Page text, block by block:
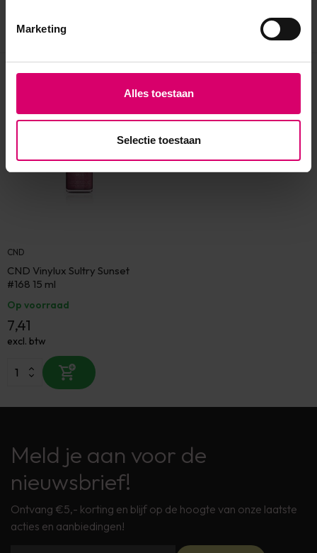
Marketing
Alles toestaan
Selectie toestaan
CND
CND Vinylux Sultry Sunset
#168 15 ml
Op voorraad
7,41
excl. btw
Meld je aan voor de
nieuwsbrief!
Ontvang €5,- korting en blijf op de hoogte van onze laatste
acties en aanbiedingen!